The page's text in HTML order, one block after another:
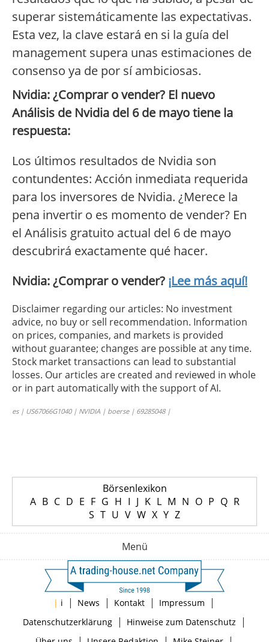
superar sistemáticamente las expectativas.
Esta vez, la clave estará en si la guía del
management supera unas estimaciones de
consenso ya de por sí ambiciosas.
Nvidia: ¿Comprar o vender? El nuevo
Análisis de Nvidia del 6 de mayo tiene la
respuesta:
Los últimos resultados de Nvidia son
contundentes: Acción inmediata requerida
para los inversores de Nvidia. ¿Merece la
pena invertir o es momento de vender? En
el Análisis gratuito actual del 6 de mayo
descubrirá exactamente qué hacer.
Nvidia: ¿Comprar o vender? ¡Lee más aquí!
Disclaimer regarding our articles: No investment
advice, no buy or sell recommendation. Information
on prices, companies, and markets is provided
without guarantee; changes are possible at any time.
Stock market transactions can lead to substantial
losses. Our articles are created and reviewed in whole
or in part automatically with the support of AI.
es | US67066G1040 | NVIDIA | boerse | 69285048 |
Börsenlexikon
A B C D E F G H I J K L M N O P Q R
S T U V W X Y Z
Menü
| i | News | Kontakt | Impressum |
Datenschutzerklärung| Hinweise zum Datenschutz |